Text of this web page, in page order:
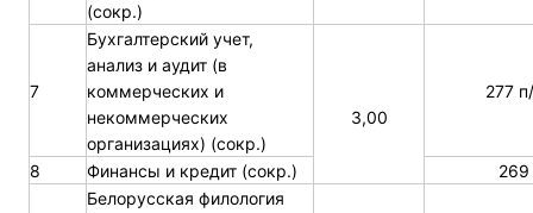
(сокр.)
7
Бухгалтерский учет,
анализ и аудит (в
коммерческих и
некоммерческих
организациях) (сокр.)
3,00
277
8 Финансы и кредит (сокр.) 269
Белорусская филология